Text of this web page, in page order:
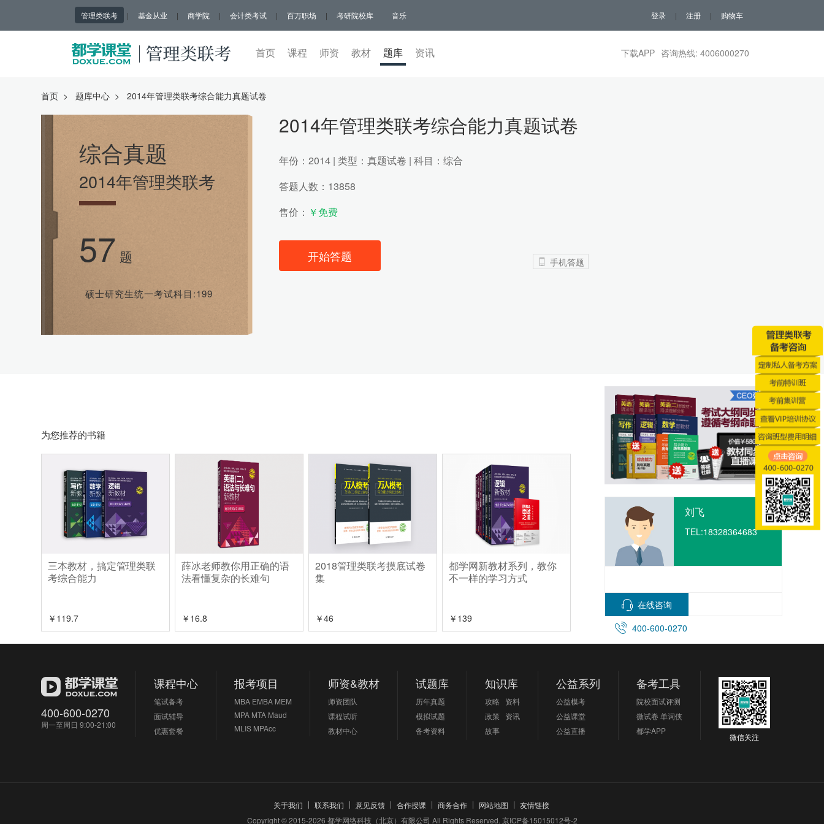
管理类联考 | 基金从业 | 商学院 | 会计类考试 | 百万职场 | 考研院校库 音乐 登录 | 注册 | 购物车
首页 课程 师资 教材 题库 (current)
资讯 下载APP 咨询热线: 4006000270
首页> 题库中心> 2014年管理类联考综合能力真题试卷
综合真题
2014年管理类联考
57 题
硕士研究生统一考试科目:199
2014年管理类联考综合能力真题试卷
年份：2014 | 类型：真题试卷 | 科目：综合
答题人数：13858
售价： ￥免费
开始答题 手机答题
为您推荐的书籍
三本教材，搞定管理类联
考综合能力
￥ 119.7
薛冰老师教你用正确的语
法看懂复杂的长难句
￥ 16.8
2018管理类联考摸底试卷
集
￥46
都学网新教材系列，教你
不一样的学习方式
￥ 139
刘飞
TEL:18328364683
在线咨询
400-600-0270
400-600-0270
周一至周日 9:00-21:00
课程中心
笔试备考
面试辅导
优惠套餐
报考项目
MBA EMBA MEM
MPA MTA Maud
MLIS MPAcc
师资&教材
师资团队
课程试听
教材中心
试题库
历年真题
模拟试题
备考资料
知识库
攻略
资料
政策 资讯
故事
公益系列
公益模考
公益课堂
公益直播
备考工具
院校面试评测
微试卷 单词侠
都学APP
微信关注
关于我们 联系我们 意见反馈 合作授课 商务合作 网站地图
友情链接
Copyright © 2015-2026 都学网络科技（北京）有限公司 All Rights Reserved. 京ICP备15015012号-2